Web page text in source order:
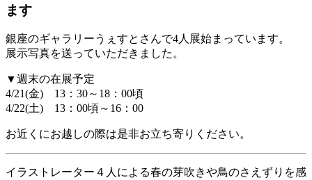
ます
銀座のギャラリーうぇすとさんで4人展始まっています。
展示写真を送っていただきました。
▼週末の在展予定
4/21(金) 13：30～18：00頃
4/22(土) 13：00頃～16：00
お近くにお越しの際は是非お立ち寄りください。
イラストレーター４人による春の芽吹きや鳥のさえずりを感